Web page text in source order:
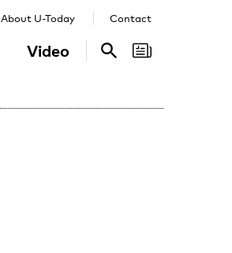
Video
About U-Today Contact
Search